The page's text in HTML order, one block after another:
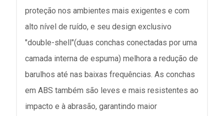
proteção nos ambientes mais exigentes e com
alto nível de ruído, e seu design exclusivo
"double-shell"(duas conchas conectadas por uma
camada interna de espuma) melhora a redução de
barulhos até nas baixas frequências. As conchas
em ABS também são leves e mais resistentes ao
impacto e à abrasão, garantindo maior